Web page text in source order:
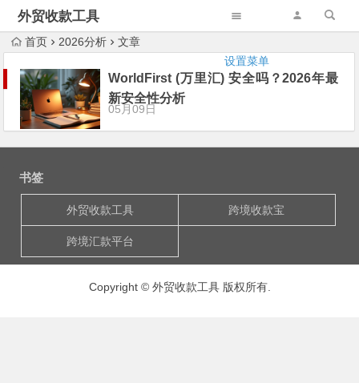
外贸收款工具
设置菜单
首页 2026分析 文章
WorldFirst (万里汇) 安全吗？2026年最
新安全性分析
05月09日
书签
外贸收款工具 跨境收款宝
跨境汇款平台
Copyright © 外贸收款工具 版权所有.